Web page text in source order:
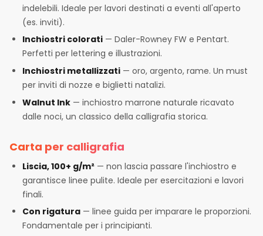
indelebili. Ideale per lavori destinati a eventi all'aperto
(es. inviti).
Inchiostri colorati — Daler-Rowney FW e Pentart.
Perfetti per lettering e illustrazioni.
Inchiostri metallizzati — oro, argento, rame. Un must
per inviti di nozze e biglietti natalizi.
Walnut Ink — inchiostro marrone naturale ricavato
dalle noci, un classico della calligrafia storica.
Carta per calligrafia
Liscia, 100+ g/m² — non lascia passare l'inchiostro e
garantisce linee pulite. Ideale per esercitazioni e lavori
finali.
Con rigatura — linee guida per imparare le proporzioni.
Fondamentale per i principianti.